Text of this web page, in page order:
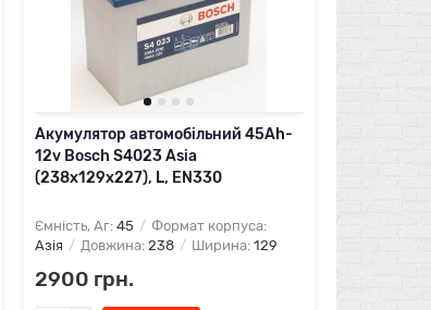
Акумулятор автомобільний 45Ah-
12v Bosch S4023 Asia
(238х129х227), L, EN330
Ємність, Аг: 45
Формат корпуса:
Азія
Довжина: 238 Ширина: 129
2900 грн.